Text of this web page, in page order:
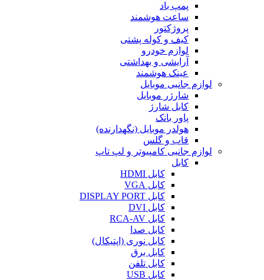
پمپ باد
ساعت هوشمند
پروژکتور
کیف و کوله پشتی
لوازم خودرو
آرایشی و بهداشتی
عینک هوشمند
لوازم جانبی موبایل
شارژر موبایل
کابل شارژ
پاور بانک
هولدر موبایل (نگهدارنده)
قاب و گلس
لوازم جانبی کامپیوتر و لپ تاپ
کابل
کابل HDMI
کابل VGA
کابل DISPLAY PORT
کابل DVI
کابل RCA-AV
کابل صدا
کابل نوری (اپتیکال)
کابل برق
کابل تلفن
کابل USB